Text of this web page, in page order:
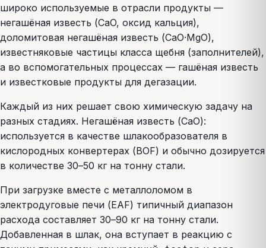
широко используемые в отрасли продукты —
негашёная известь (CaO, оксид кальция),
доломитовая негашёная известь (CaO·MgO),
известняковые частицы класса щебня (заполнителей),
а во вспомогательных процессах — гашёная известь
и известковые продукты для дегазации.
Каждый из них решает свою химическую задачу на
разных стадиях. Негашёная известь (CaO):
используется в качестве шлакообразователя в
кислородных конвертерах (BOF) и обычно дозируется
в количестве 30–50 кг на тонну стали.
При загрузке вместе с металлоломом в
электродуговые печи (EAF) типичный диапазон
расхода составляет 30–90 кг на тонну стали.
Добавленная в шлак, она вступает в реакцию с